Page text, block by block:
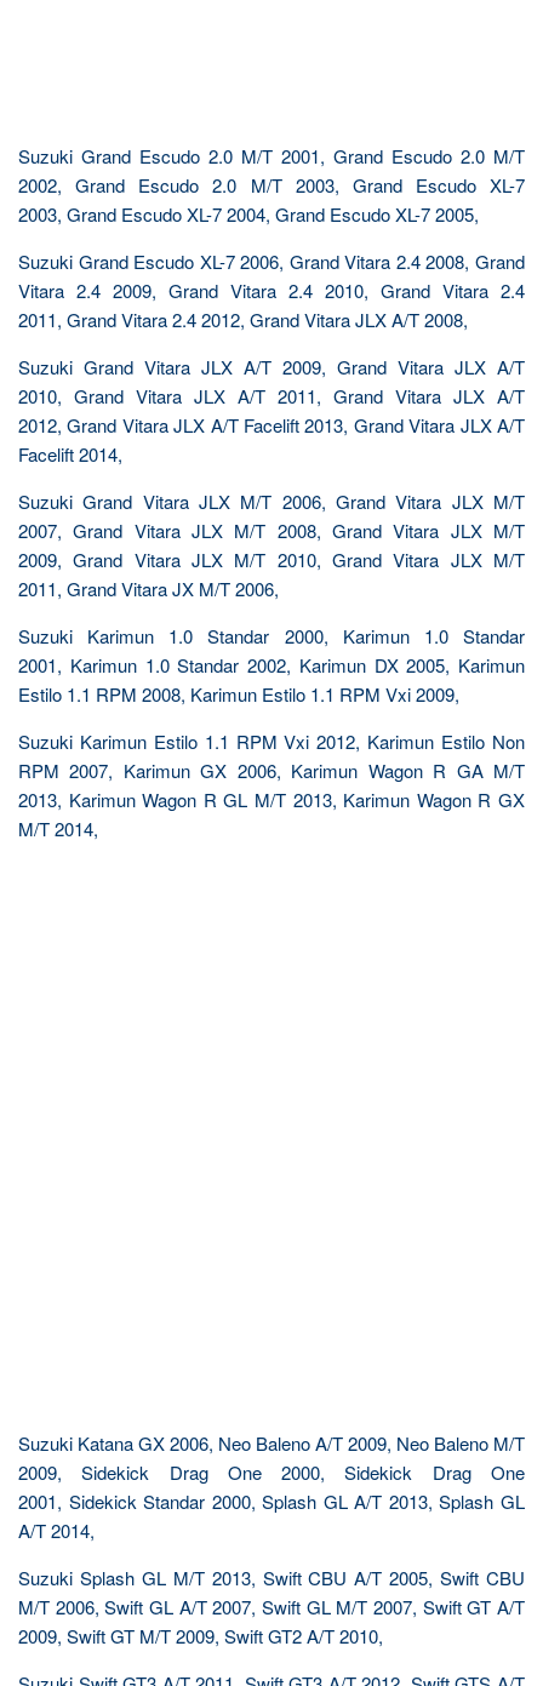
Suzuki Grand Escudo 2.0 M/T 2001, Grand Escudo 2.0 M/T
2002, Grand Escudo 2.0 M/T 2003, Grand Escudo XL-7
2003, Grand Escudo XL-7 2004, Grand Escudo XL-7 2005,
Suzuki Grand Escudo XL-7 2006, Grand Vitara 2.4 2008, Grand
Vitara 2.4 2009, Grand Vitara 2.4 2010, Grand Vitara 2.4
2011, Grand Vitara 2.4 2012, Grand Vitara JLX A/T 2008,
Suzuki Grand Vitara JLX A/T 2009, Grand Vitara JLX A/T
2010, Grand Vitara JLX A/T 2011, Grand Vitara JLX A/T
2012, Grand Vitara JLX A/T Facelift 2013, Grand Vitara JLX A/T
Facelift 2014,
Suzuki Grand Vitara JLX M/T 2006, Grand Vitara JLX M/T
2007, Grand Vitara JLX M/T 2008, Grand Vitara JLX M/T
2009, Grand Vitara JLX M/T 2010, Grand Vitara JLX M/T
2011, Grand Vitara JX M/T 2006,
Suzuki Karimun 1.0 Standar 2000, Karimun 1.0 Standar
2001, Karimun 1.0 Standar 2002, Karimun DX 2005, Karimun
Estilo 1.1 RPM 2008, Karimun Estilo 1.1 RPM Vxi 2009,
Suzuki Karimun Estilo 1.1 RPM Vxi 2012, Karimun Estilo Non
RPM 2007, Karimun GX 2006, Karimun Wagon R GA M/T
2013, Karimun Wagon R GL M/T 2013, Karimun Wagon R GX
M/T 2014,
Suzuki Katana GX 2006, Neo Baleno A/T 2009, Neo Baleno M/T
2009, Sidekick Drag One 2000, Sidekick Drag One
2001, Sidekick Standar 2000, Splash GL A/T 2013, Splash GL
A/T 2014,
Suzuki Splash GL M/T 2013, Swift CBU A/T 2005, Swift CBU
M/T 2006, Swift GL A/T 2007, Swift GL M/T 2007, Swift GT A/T
2009, Swift GT M/T 2009, Swift GT2 A/T 2010,